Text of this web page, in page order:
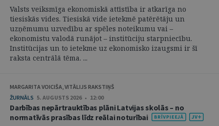
Valsts veiksmīga ekonomiskā attīstība ir atkarīga no
tiesiskās vides. Tiesiskā vide ietekmē patērētāju un
uzņēmumu uzvedību ar spēles noteikumu vai –
ekonomistu valodā runājot – institūciju starpniecību.
Institūcijas un to ietekme uz ekonomisko izaugsmi ir šī
raksta centrālā tēma. ...
MARGARITA VOICIŠA, VITĀLIJS RAKSTIŅŠ
ŽURNĀLS 5. AUGUSTS 2026 • 12:00
Darbības nepārtrauktības plāni Latvijas skolās – no
normatīvās prasības līdz reālai noturībai